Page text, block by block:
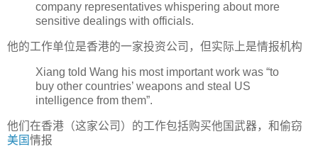
company representatives whispering about more
sensitive dealings with officials.
他的工作单位是香港的一家投资公司，但实际上是情报机构
Xiang told Wang his most important work was “to
buy other countries’ weapons and steal US
intelligence from them”.
他们在香港（这家公司）的工作包括购买他国武器，和偷窃
美国情报